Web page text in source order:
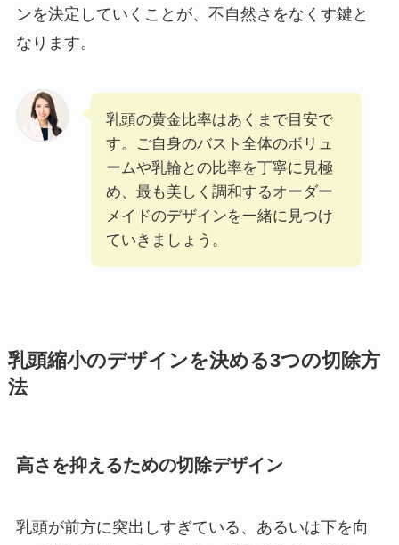
ンを決定していくことが、不自然さをなくす鍵と
なります。
乳頭の黄金比率はあくまで目安で
す。ご自身のバスト全体のボリュ
ームや乳輪との比率を丁寧に見極
め、最も美しく調和するオーダー
メイドのデザインを一緒に見つけ
ていきましょう。
乳頭縮小のデザインを決める3つの切除方
法
高さを抑えるための切除デザイン
乳頭が前方に突出しすぎている、あるいは下を向